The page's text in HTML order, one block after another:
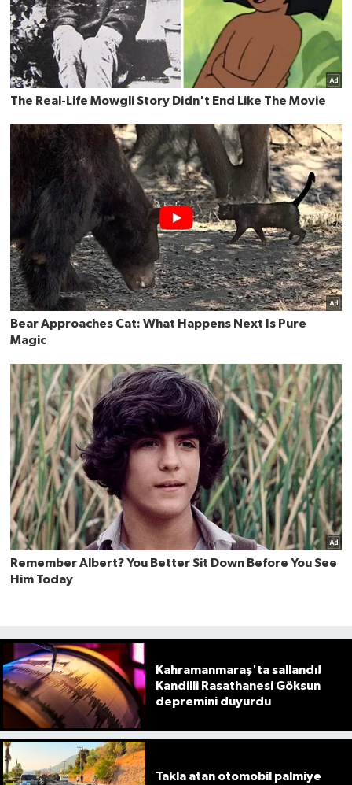
Kahramanmaraş'ta sallandı!
Kandilli Rasathanesi Göksun
depremini duyurdu
Takla atan otomobil palmiye